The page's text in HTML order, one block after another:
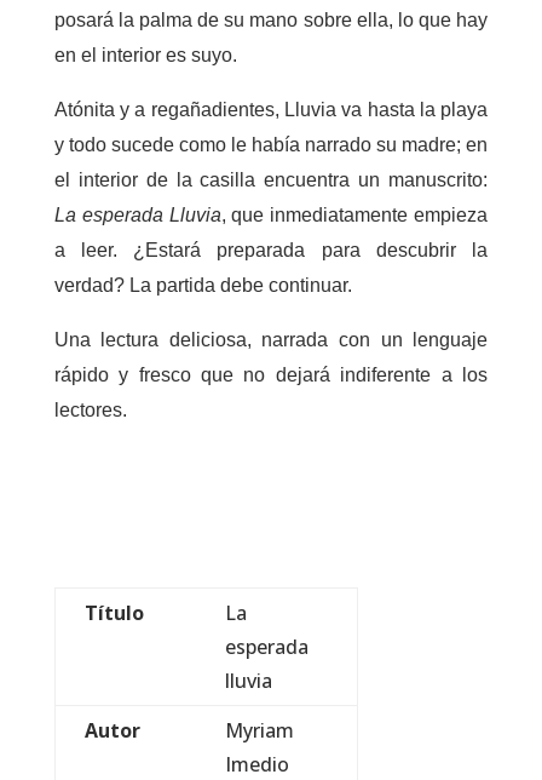
posará la palma de su mano sobre ella, lo que hay
en el interior es suyo.
Atónita y a regañadientes, Lluvia va hasta la playa
y todo sucede como le había narrado su madre; en
el interior de la casilla encuentra un manuscrito:
La esperada Lluvia, que inmediatamente empieza
a leer. ¿Estará preparada para descubrir la
verdad? La partida debe continuar.
Una lectura deliciosa, narrada con un lenguaje
rápido y fresco que no dejará indiferente a los
lectores.
Título
La
esperada
lluvia
Autor
Myriam
Imedio